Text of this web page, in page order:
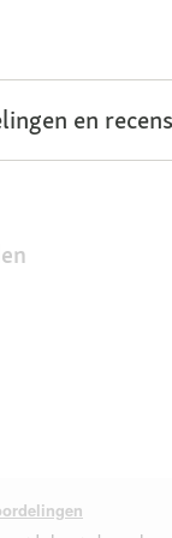
en
deze